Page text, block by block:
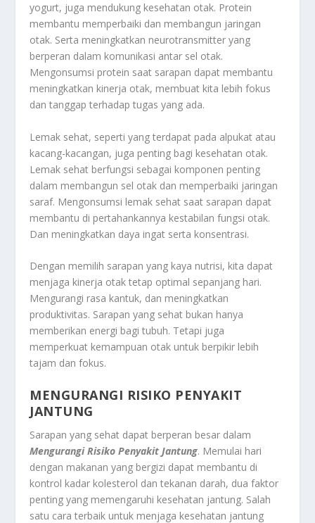
yogurt, juga mendukung kesehatan otak. Protein
membantu memperbaiki dan membangun jaringan
otak. Serta meningkatkan neurotransmitter yang
berperan dalam komunikasi antar sel otak.
Mengonsumsi protein saat sarapan dapat membantu
meningkatkan kinerja otak, membuat kita lebih fokus
dan tanggap terhadap tugas yang ada.
Lemak sehat, seperti yang terdapat pada alpukat atau
kacang-kacangan, juga penting bagi kesehatan otak.
Lemak sehat berfungsi sebagai komponen penting
dalam membangun sel otak dan memperbaiki jaringan
saraf. Mengonsumsi lemak sehat saat sarapan dapat
membantu di pertahankannya kestabilan fungsi otak.
Dan meningkatkan daya ingat serta konsentrasi.
Dengan memilih sarapan yang kaya nutrisi, kita dapat
menjaga kinerja otak tetap optimal sepanjang hari.
Mengurangi rasa kantuk, dan meningkatkan
produktivitas. Sarapan yang sehat bukan hanya
memberikan energi bagi tubuh. Tetapi juga
memperkuat kemampuan otak untuk berpikir lebih
tajam dan fokus.
MENGURANGI RISIKO PENYAKIT
JANTUNG
Sarapan yang sehat dapat berperan besar dalam
Mengurangi Risiko Penyakit Jantung. Memulai hari
dengan makanan yang bergizi dapat membantu di
kontrol kadar kolesterol dan tekanan darah, dua faktor
penting yang memengaruhi kesehatan jantung. Salah
satu cara terbaik untuk menjaga kesehatan jantung